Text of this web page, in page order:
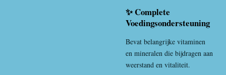
✨ Complete
Voedingsondersteuning
Bevat belangrijke vitaminen
en mineralen die bijdragen aan
weerstand en vitaliteit.